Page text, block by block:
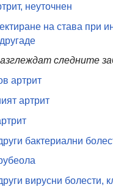
неуточнен
на става при
следните
артрит
артрит
бактериални
вирусни болести,